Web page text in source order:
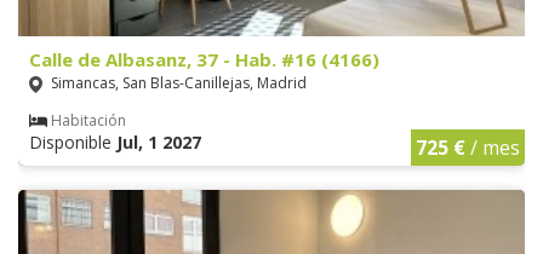
Calle de Albasanz, 37 - Hab. #16 (4166)
Simancas, San Blas-Canillejas, Madrid
Habitación
Disponible Jul, 1 2027 725 €/ mes